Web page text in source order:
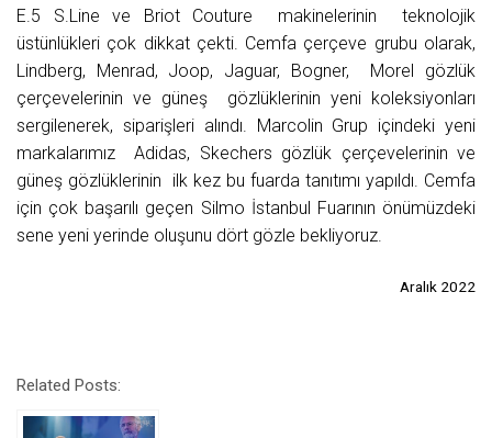
E.5 S.Line ve Briot Couture makinelerinin teknolojik
üstünlükleri çok dikkat çekti. Cemfa çerçeve grubu olarak,
Lindberg, Menrad, Joop, Jaguar, Bogner, Morel gözlük
çerçevelerinin ve güneş gözlüklerinin yeni koleksiyonları
sergilenerek, siparişleri alındı. Marcolin Grup içindeki yeni
markalarımız Adidas, Skechers gözlük çerçevelerinin ve
güneş gözlüklerinin ilk kez bu fuarda tanıtımı yapıldı. Cemfa
için çok başarılı geçen Silmo İstanbul Fuarının önümüzdeki
sene yeni yerinde oluşunu dört gözle bekliyoruz.
Aralık 2022
Related Posts: